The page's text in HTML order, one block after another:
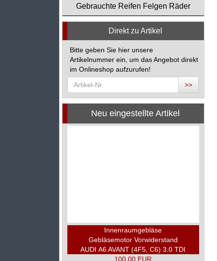
Gebrauchte Reifen Felgen Räder
Direkt zu Artikel
Bitte geben Sie hier unsere
Artikelnummer ein, um das Angebot direkt
im Onlineshop aufzurufen!
>>
Neu eingestellte Artikel
Innenraumgebläse
Gebläsemotor Vorwiderstand
AUDI A6 AVANT (4F5, C6) 3.0 TDI
QUATTRO
100,00 EUR